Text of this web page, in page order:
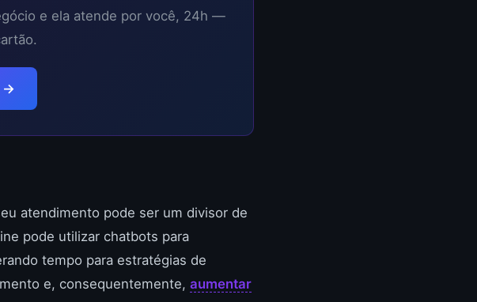
e ela atende por você, 24h —
→
atendimento pode ser um divisor de
pode utilizar chatbots para
tempo para estratégias de
e, consequentemente, aumentar